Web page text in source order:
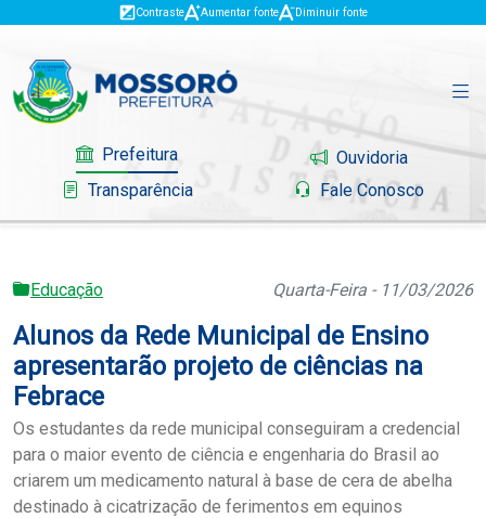
Contraste Aumentar fonte Diminuir fonte
Prefeitura
Ouvidoria
Transparência
Fale Conosco
Governo
Mossoró
Serviços
Portal do Contribuinte
Notícias
Educação Quarta-Feira - 11/03/2026
Alunos da Rede Municipal de Ensino
apresentarão projeto de ciências na
Febrace
Os estudantes da rede municipal conseguiram a credencial
para o maior evento de ciência e engenharia do Brasil ao
criarem um medicamento natural à base de cera de abelha
destinado à cicatrização de ferimentos em equinos